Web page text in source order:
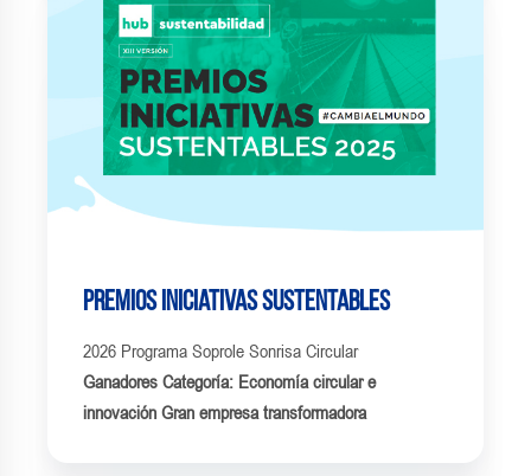
Premios Iniciativas Sustentables
2026 Programa Soprole Sonrisa Circular
Ganadores Categoría: Economía circular e
innovación Gran empresa transformadora